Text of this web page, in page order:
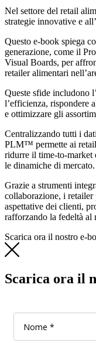
Nel settore del retail
strategie innovative e
Questo e-book spiega
generazione, come il
Visual Boards, per
retailer alimentari
Queste sfide includono
l’efficienza, rispondere
e ottimizzare gli
Centralizzando tutti i
PLM™ permette ai
ridurre il time-to-market
le dinamiche di mercato.
Grazie a strumenti
collaborazione, i retailer
aspettative dei clienti,
rafforzando la fedeltà al
Scarica ora il nostro e-
Scarica ora il